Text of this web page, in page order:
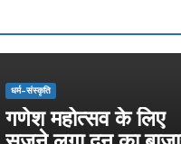
धर्म-संस्कृति
गणेश महोत्सव के लिए
कॉरिडोर
एसआईआर
डीएम ने